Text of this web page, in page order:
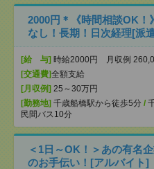
2000円＊《時間相談OK！
なし！長期！日次経理[派
[給 与] 時給2000円 月収例
[交通費]全額支給
[月収例] 25～30万円
[勤務地] 千歳船橋駅から徒歩5分 /
民間バス10分
＜1日～OK！＞あの有名
のお手伝い！[アルバイト]